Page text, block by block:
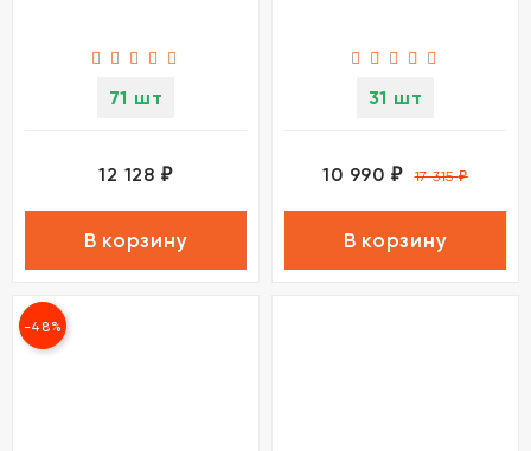
71 шт
12 128 ₽
В корзину
31 шт
10 990 ₽ 17 315₽
В корзину
-48%